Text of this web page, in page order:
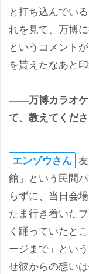
と打ち込んでい
れを見て、万博
というコメント
を貰えたなあと
――万博カラオケ
て、教えてくださ
エンゾウさん
館」という民間
らずに、当日会
たま行き着いた
く踊っていたと
ージまで」とい
せ彼からの想い